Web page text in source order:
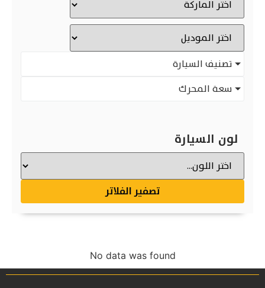
تصنيف السيارة
سعة المحرك
لون السيارة
تصفير الفلاتر
No data was found